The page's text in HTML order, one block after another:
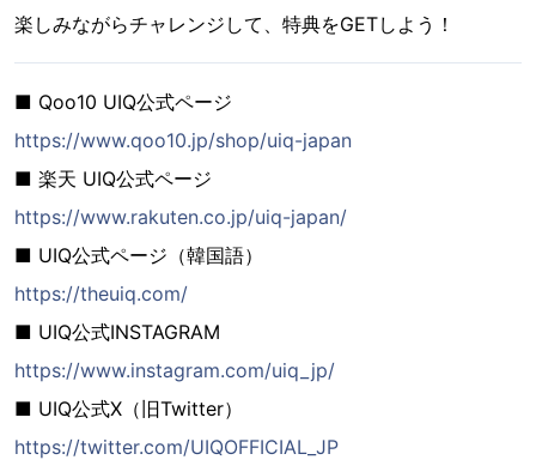
楽しみながらチャレンジして、特典をGETしよう！
■ Qoo10 UIQ公式ページ
https://www.qoo10.jp/shop/uiq-japan
■ 楽天 UIQ公式ページ
https://www.rakuten.co.jp/uiq-japan/
■ UIQ公式ページ（韓国語）
https://theuiq.com/
■ UIQ公式INSTAGRAM
https://www.instagram.com/uiq_jp/
■ UIQ公式X（旧Twitter）
https://twitter.com/UIQOFFICIAL_JP